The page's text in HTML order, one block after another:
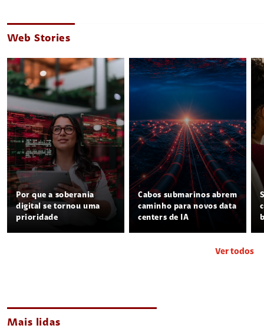
Web Stories
Por que a soberania
digital se tornou uma
prioridade
Cabos submarinos abrem
caminho para novos data
centers de IA
Ver todos
Mais lidas